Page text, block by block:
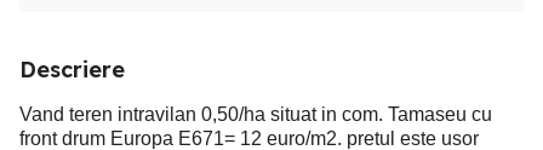
Descriere
Vand teren intravilan 0,50/ha situat in com. Tamaseu cu
front drum Europa E671= 12 euro/m2. pretul este usor